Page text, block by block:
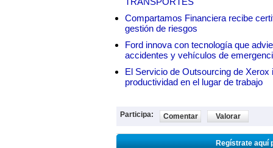
Compartamos Financiera recibe
gestión de riesgos
Ford innova con tecnología que
accidentes y vehículos de
El Servicio de Outsourcing de
productividad en el lugar de trabajo
Participa: Comentar Valorar
Regístrate aquí